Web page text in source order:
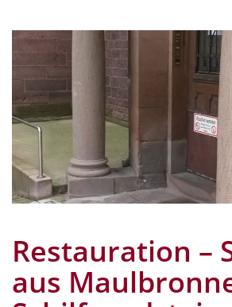
Restauration –
aus